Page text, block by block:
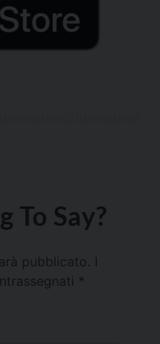
To Say?
pubblicato.
*